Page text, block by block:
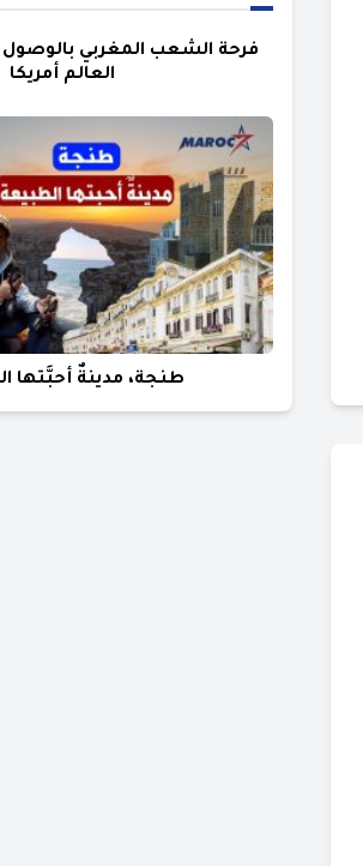
فرحة الشعب المغربي بالوصول
العالم أمريكا
طنجة، مدينةٌ أحبَّتها